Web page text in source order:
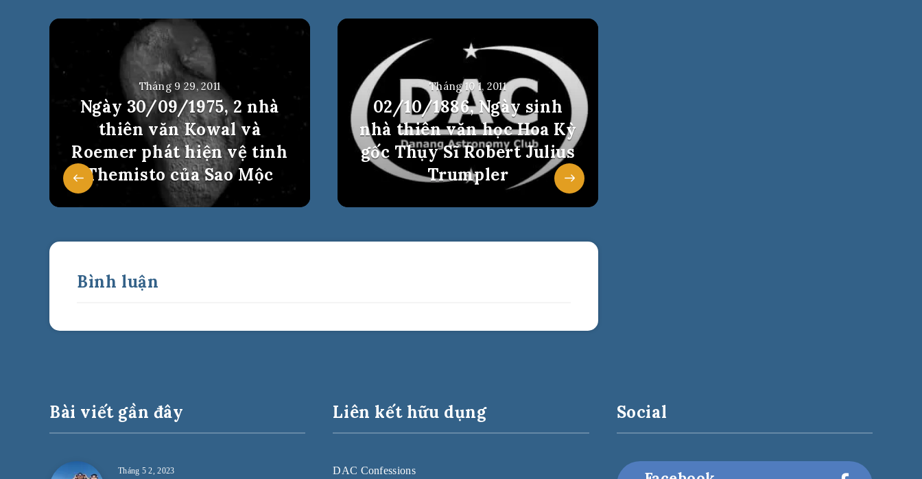
Tháng 9 29, 2011
Ngày 30/09/1975, 2 nhà
thiên văn Kowal và
Roemer phát hiện vệ tinh
Themisto của Sao Mộc
Tháng 10 1, 2011
02/10/1886, Ngày sinh
nhà thiên văn học Hoa Kỳ
gốc Thụy Sĩ Robert Julius
Trumpler
Bình luận
Bài viết gần đây
Tháng 5 2, 2023
Liên kết hữu dụng
DAC Confessions
Social